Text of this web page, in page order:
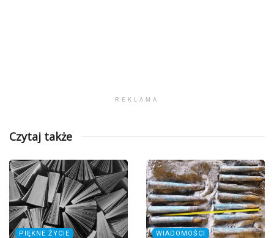
REKLAMA
Czytaj także
PIĘKNE ŻYCIE WIADOMOŚCI